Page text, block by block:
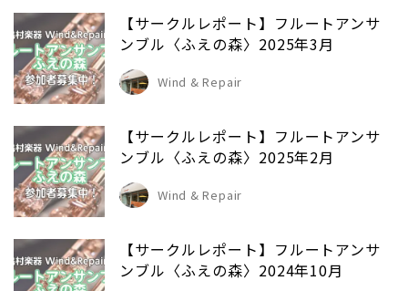
【サークルレポート】フルートアンサ
ンブル〈ふえの森〉2025年3月
Wind & Repair
【サークルレポート】フルートアンサ
ンブル〈ふえの森〉2025年2月
Wind & Repair
【サークルレポート】フルートアンサ
ンブル〈ふえの森〉2024年10月